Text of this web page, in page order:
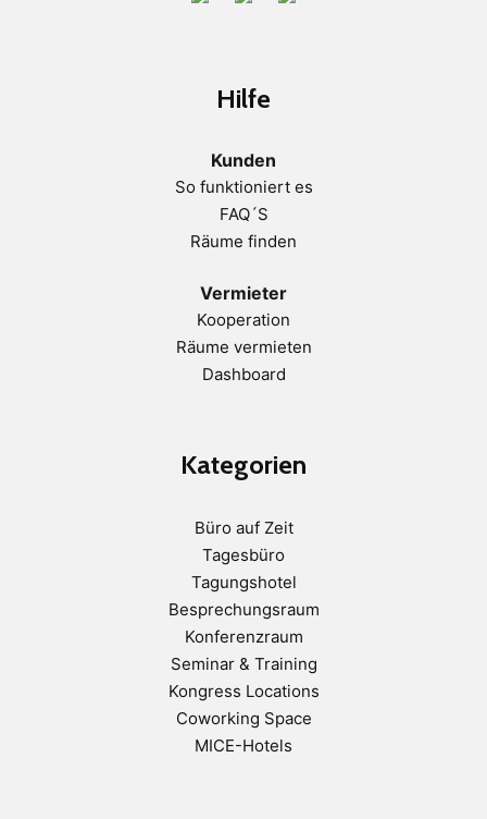
Hilfe
Kunden
So funktioniert es
FAQ´S
Räume finden
Vermieter
Kooperation
Räume vermieten
Dashboard
Kategorien
Büro auf Zeit
Tagesbüro
Tagungshotel
Besprechungsraum
Konferenzraum
Seminar & Training
Kongress Locations
Coworking Space
MICE-Hotels